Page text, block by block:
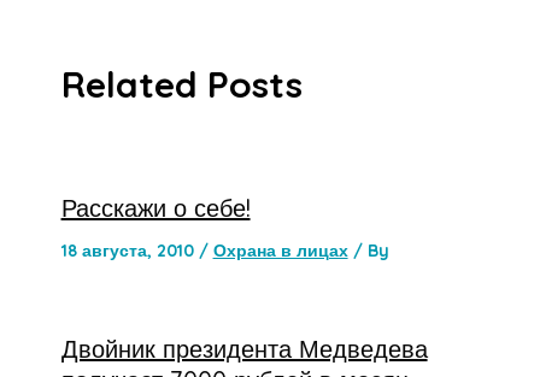
Related Posts
Расскажи о себе!
18 августа, 2010 / Охрана в лицах/ By
Двойник президента Медведева